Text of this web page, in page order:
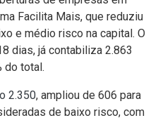
Facilita Mais, que reduziu
e médio risco na capital. O
dias, já contabiliza 2.863
do total.
2.350, ampliou de 606 para
de baixo risco, com